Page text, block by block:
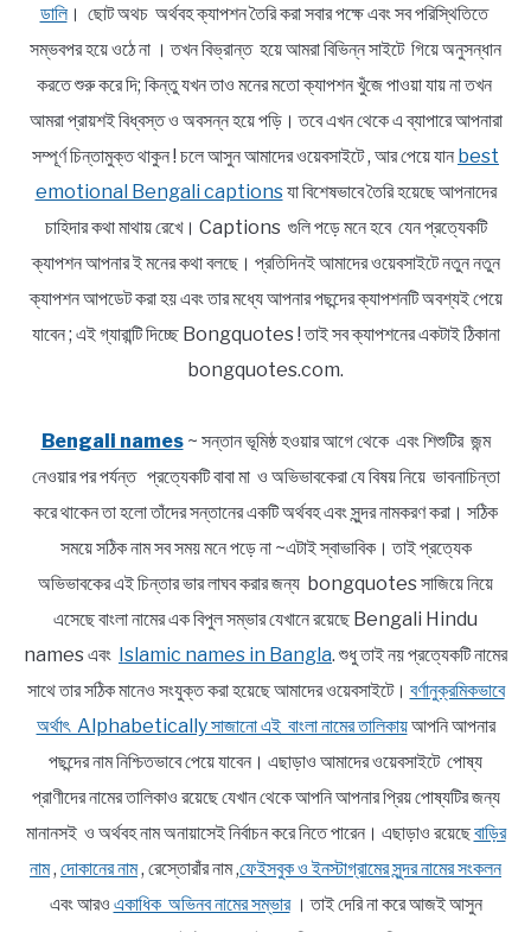
ডালি। ছোট অথচ অর্থবহ ক্যাপশন তৈরি করা সবার পক্ষে এবং সব পরিস্থিতিতে
সম্ভবপর হয়ে ওঠে না । তখন বিভ্রান্ত হয়ে আমরা বিভিন্ন সাইটে গিয়ে অনুসন্ধান
করতে শুরু করে দি; কিন্তু যখন তাও মনের মতো ক্যাপশন খুঁজে পাওয়া যায় না তখন
আমরা প্রায়শই বিধ্বস্ত ও অবসন্ন হয়ে পড়ি। তবে এখন থেকে এ ব্যাপারে আপনারা
সম্পূর্ণ চিন্তামুক্ত থাকুন ! চলে আসুন আমাদের ওয়েবসাইটে , আর পেয়ে যান best
emotional Bengali captionsযা বিশেষভাবে তৈরি হয়েছে আপনাদের
চাহিদার কথা মাথায় রেখে। Captions গুলি পড়ে মনে হবে যেন প্রত্যেকটি
ক্যাপশন আপনার ই মনের কথা বলছে। প্রতিদিনই আমাদের ওয়েবসাইটে নতুন নতুন
ক্যাপশন আপডেট করা হয় এবং তার মধ্যে আপনার পছন্দের ক্যাপশনটি অবশ্যই পেয়ে
যাবেন ; এই গ্যারান্টি দিচ্ছে Bongquotes ! তাই সব ক্যাপশনের একটাই ঠিকানা
bongquotes.com.
Bengali names~ সন্তান ভূমিষ্ঠ হওয়ার আগে থেকে এবং শিশুটির জন্ম
নেওয়ার পর পর্যন্ত প্রত্যেকটি বাবা মা ও অভিভাবকেরা যে বিষয় নিয়ে ভাবনাচিন্তা
করে থাকেন তা হলো তাঁদের সন্তানের একটি অর্থবহ এবং সুন্দর নামকরণ করা। সঠিক
সময়ে সঠিক নাম সব সময় মনে পড়ে না ~এটাই স্বাভাবিক। তাই প্রত্যেক
অভিভাবকের এই চিন্তার ভার লাঘব করার জন্য bongquotes সাজিয়ে নিয়ে
এসেছে বাংলা নামের এক বিপুল সম্ভার যেখানে রয়েছে Bengali Hindu
names এবং Islamic names in Bangla. শুধু তাই নয় প্রত্যেকটি নামের
সাথে তার সঠিক মানেও সংযুক্ত করা হয়েছে আমাদের ওয়েবসাইটে। বর্ণানুক্রমিকভাবে
অর্থাৎ Alphabetically সাজানো এই বাংলা নামের তালিকায়আপনি আপনার
পছন্দের নাম নিশ্চিতভাবে পেয়ে যাবেন। এছাড়াও আমাদের ওয়েবসাইটে পোষ্য
প্রাণীদের নামের তালিকাও রয়েছে যেখান থেকে আপনি আপনার প্রিয় পোষ্যটির জন্য
মানানসই ও অর্থবহ নাম অনায়াসেই নির্বাচন করে নিতে পারেন। এছাড়াও রয়েছেবাড়ির
নাম, দোকানের নাম, রেস্তোরাঁর নাম ,ফেইসবুক ও ইনস্টাগ্রামের সুন্দর নামের সংকলন
এবং আরও একাধিক অভিনব নামের সম্ভার। তাই দেরি না করে আজই আসুন